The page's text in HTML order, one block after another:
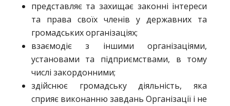
представляє та захищає законні інтереси
та права своїх членів у державних та
громадських організаціях;
взаємодіє з іншими організаціями,
установами та підприємствами, в тому
числі закордонними;
здійснює громадську діяльність, яка
сприяє виконанню завдань Організації і не